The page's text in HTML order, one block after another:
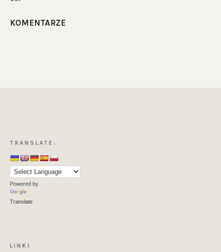
KOMENTARZE
TRANSLATE:
Powered by
Translate
LINKI